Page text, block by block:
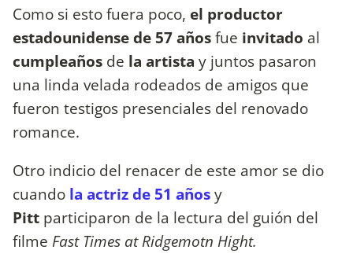
Como si esto fuera poco, el productor
estadounidense de 57 añosfue invitado al
cumpleaños de la artista y juntos pasaron
una linda velada rodeados de amigos que
fueron testigos presenciales del renovado
romance.
Otro indicio del renacer de este amor se dio
cuando la actriz de 51 añosy
Pitt participaron de la lectura del guión del
filme Fast Times at Ridgemotn Hight.